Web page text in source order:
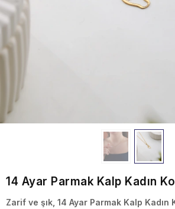
14 Ayar Parmak Kalp Kadın
Zarif ve şık, 14 Ayar Parmak Kalp Kadın